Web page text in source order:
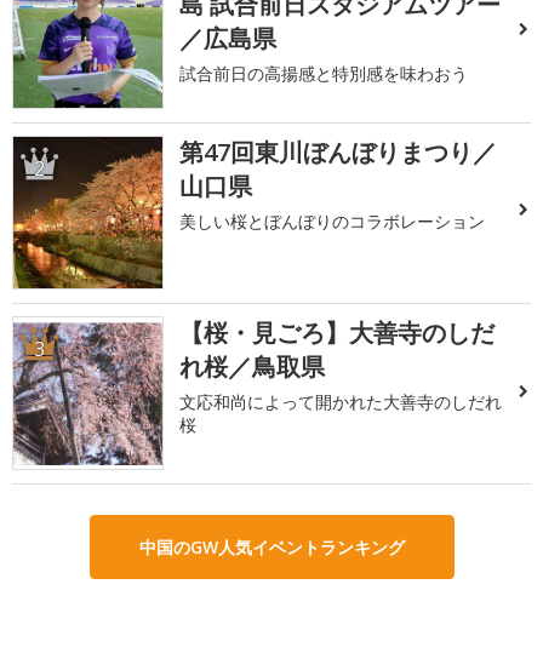
／広島県
試合前日の高揚感と特別感を味わおう
2
第47回東川ぼんぼりまつり／
山口県
美しい桜とぼんぼりのコラボレーション
3
【桜・見ごろ】大善寺のしだ
れ桜／鳥取県
文応和尚によって開かれた大善寺のしだれ
桜
中国のGW人気イベントランキング